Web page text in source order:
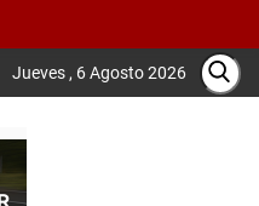
Jueves , 6 Agosto 2026